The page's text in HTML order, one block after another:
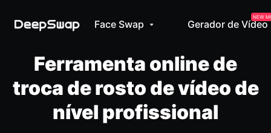
Face Swap Gerador de Vídeo
NEW
Ferramenta online de
troca de rosto de vídeo de
nível profissional